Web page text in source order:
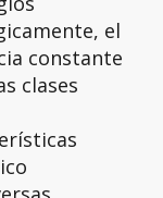
el
constante
clases